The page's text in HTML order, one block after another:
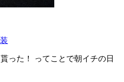
った！ ってことで朝イチの日